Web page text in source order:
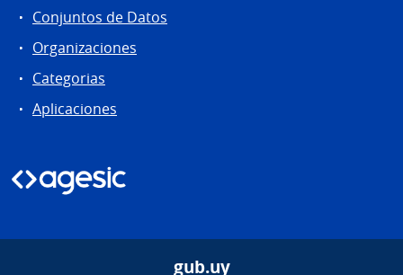
Conjuntos de Datos
Organizaciones
Categorias
Aplicaciones
gub.uy